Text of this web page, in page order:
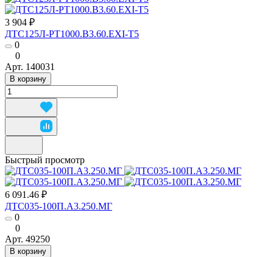
3 904 ₽
ДТС125Л-РТ1000.В3.60.ЕХI-Т5
0
0
Арт. 140031
В корзину
Быстрый просмотр
6 091.46 ₽
ДТС035-100П.А3.250.МГ
0
0
Арт. 49250
В корзину